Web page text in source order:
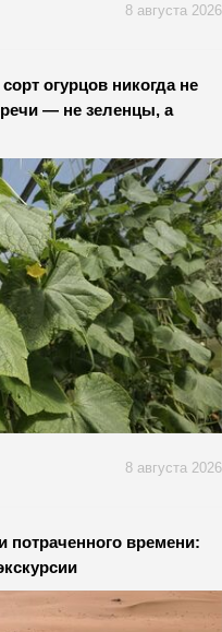
8 августа 2026
огурцов никогда не
— не зеленцы, а
8 августа 2026
времени: